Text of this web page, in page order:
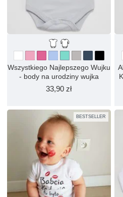
Wszystkiego Najlepszego Wujku
- body na urodziny wujka
33,90 zł
BESTSELLER